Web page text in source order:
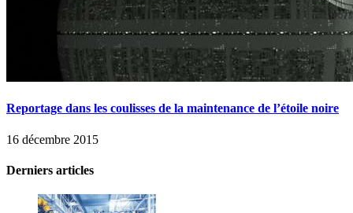
Reportage dans les coulisses de la maintenance de l’étoile noire
16 décembre 2015
Derniers articles